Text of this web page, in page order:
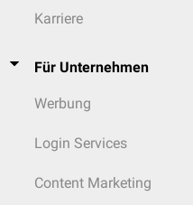
Karriere
Für Unternehmen
Werbung
Login Services
Content Marketing